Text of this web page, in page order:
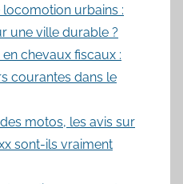
locomotion urbains :
une ville durable ?
en chevaux fiscaux :
courantes dans le
motos, les avis sur
sont-ils vraiment